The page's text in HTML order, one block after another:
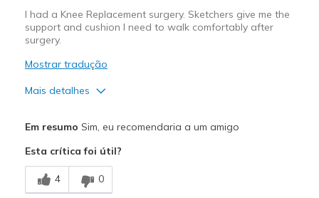
I had a Knee Replacement surgery. Sketchers give me the
support and cushion I need to walk comfortably after
surgery.
Mostrar tradução
Mais detalhes
Breathe Well
Comfortable
Em resumo Sim, eu recomendaria a um amigo
Esta crítica foi útil?
4 0